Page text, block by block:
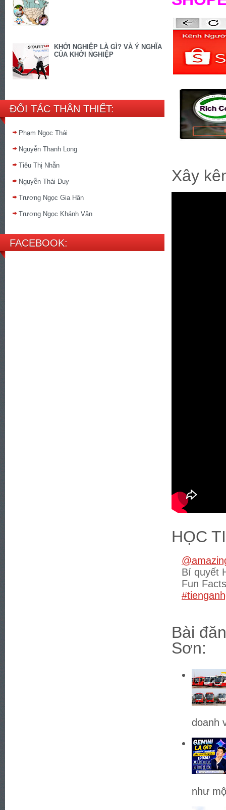
KHỞI NGHIỆP LÀ GÌ? VÀ Ý NGHĨA
CỦA KHỞI NGHIỆP
ĐỐI TÁC THÂN THIẾT:
Phạm Ngọc Thái
Nguyễn Thanh Long
Tiêu Thị Nhẫn
Nguyễn Thái Duy
Trương Ngọc Gia Hân
Trương Ngọc Khánh Vân
FACEBOOK:
Xây
HỌC
Bí quyết
Fun
Bài
Sơn:
doanh
như